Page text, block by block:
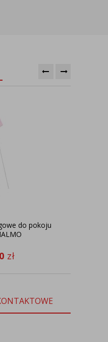
do pokoju
zł